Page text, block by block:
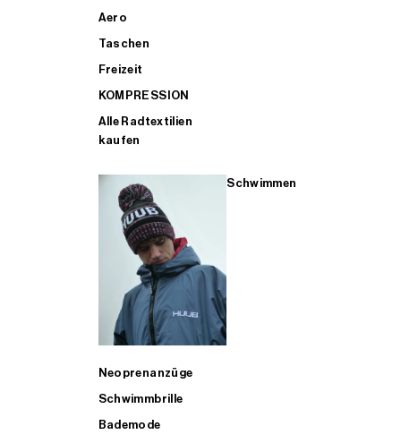
Aero
Taschen
Freizeit
KOMPRESSION
Alle Radtextilien
kaufen
Schwimmen
Neoprenanzüge
Schwimmbrille
Bademode